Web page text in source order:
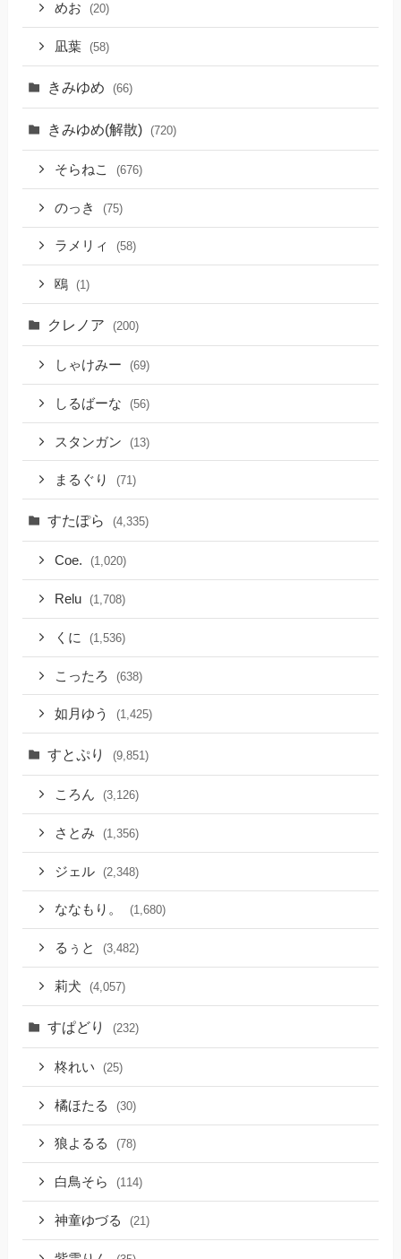
めお (20)
凪葉 (58)
きみゆめ (66)
きみゆめ(解散) (720)
そらねこ (676)
のっき (75)
ラメリィ (58)
鴎 (1)
クレノア (200)
しゃけみー (69)
しるばーな (56)
スタンガン (13)
まるぐり (71)
すたぽら (4,335)
Coe. (1,020)
Relu (1,708)
くに (1,536)
こったろ (638)
如月ゆう (1,425)
すとぷり (9,851)
ころん (3,126)
さとみ (1,356)
ジェル (2,348)
ななもり。 (1,680)
るぅと (3,482)
莉犬 (4,057)
すぱどり (232)
柊れい (25)
橘ほたる (30)
狼よるる (78)
白鳥そら (114)
神童ゆづる (21)